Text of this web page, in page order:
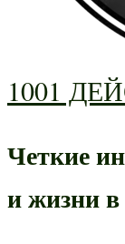
1001
Четкие
и жизни